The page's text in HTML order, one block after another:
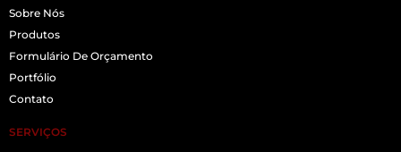
Sobre Nós
Produtos
Formulário De Orçamento
Portfólio
Contato
SERVIÇOS